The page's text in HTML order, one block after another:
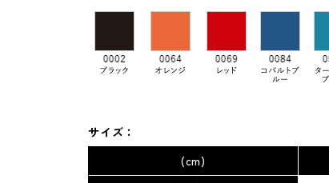
サイズ：
(cm)